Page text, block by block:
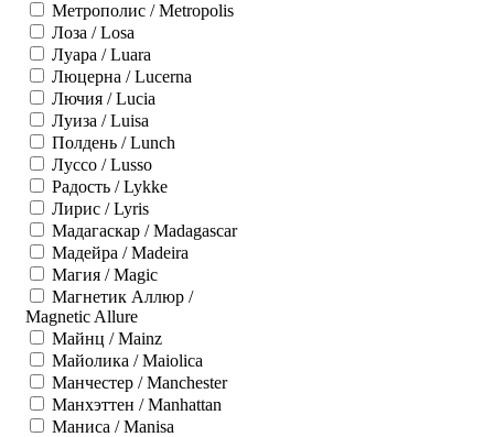
Метрополис / Metropolis
Лоза / Losa
Луара / Luara
Люцерна / Lucerna
Лючия / Lucia
Луиза / Luisa
Полдень / Lunch
Луссо / Lusso
Радость / Lykke
Лирис / Lyris
Мадагаскар / Madagascar
Мадейра / Madeira
Магия / Magic
Магнетик Аллюр /
Magnetic Allure
Майнц / Mainz
Майолика / Maiolica
Манчестер / Manchester
Манхэттен / Manhattan
Маниса / Manisa